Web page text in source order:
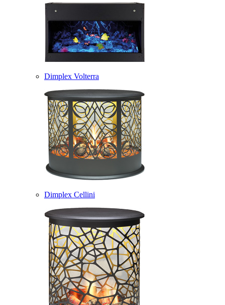
Dimplex Volterra
Dimplex Cellini